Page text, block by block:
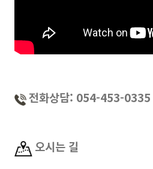
전화상담: 054-453-0335
오시는 길